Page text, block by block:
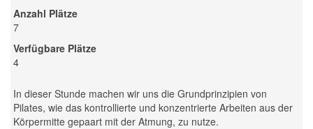
Anzahl Plätze
7
Verfügbare Plätze
4
In dieser Stunde machen wir uns die Grundprinzipien von
Pilates, wie das kontrollierte und konzentrierte Arbeiten aus der
Körpermitte gepaart mit der Atmung, zu nutze.